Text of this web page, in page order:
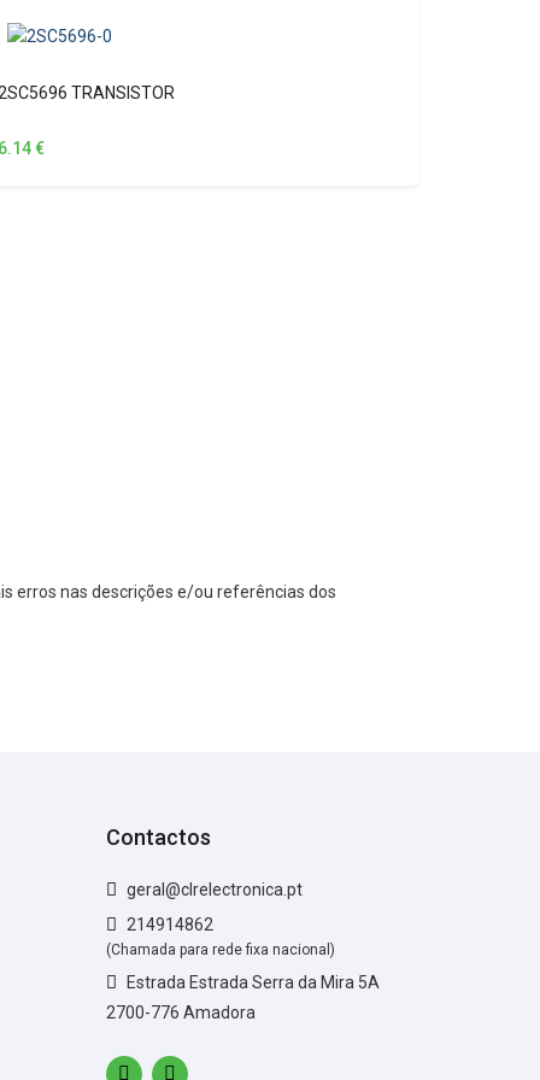
TRANSISTOR
6.14€
erros nas descrições e/ou referências dos
Contactos
geral@clrelectronica.pt
214914862
(Chamada para rede fixa nacional)
Estrada Estrada Serra da Mira 5A
2700-776 Amadora